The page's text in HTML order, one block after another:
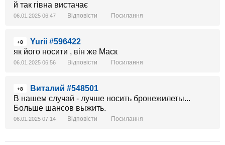
й так гівна вистачає
06.01.2025 06:47 Відповісти Посилання
+8
Yurii #596422
як його носити , він же Маск
06.01.2025 06:56 Відповісти Посилання
+8
Виталий #548501
В нашем случай - лучше носить бронежилеты...
Больше шансов выжить.
06.01.2025 07:14 Відповісти Посилання